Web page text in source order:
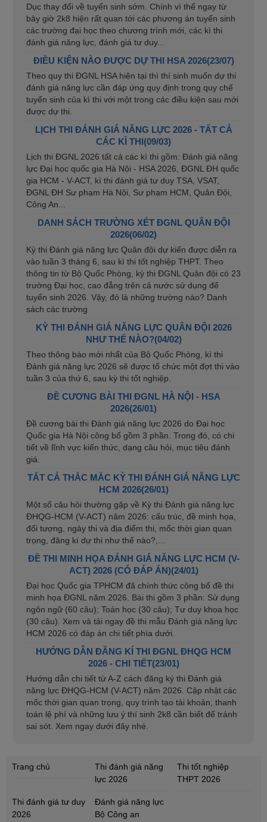
Dục thay đổi về tuyển sinh sớm. Chính vì thế ngay từ
bây giờ 2k8 hiện rất quan tới các phương án tuyển sinh
các trường đại học theo chương trình mới, các kì thi
đánh giá năng lực, đánh giá tư duy...
ĐIỀU KIỆN NÀO ĐƯỢC DỰ THI HSA 2026(23/07)
Theo quy thi ĐGNL HSA hiện tại thì thí sinh muốn dự thi
đánh giá năng lực cần đáp ứng quy định trong quy chế
tuyển sinh của kì thi với một trong các điều kiện sau mới
được dự thi.
LỊCH THI ĐÁNH GIÁ NĂNG LỰC 2026 - TẤT CẢ
CÁC KÌ THI(09/03)
Lịch thi ĐGNL 2026 tất cả các kì thi gồm: Đánh giá năng
lực Đại học quốc gia Hà Nội - HSA 2026, ĐGNL ĐH quốc
gia HCM - V-ACT, kì thi đánh giá tư duy TSA, VSAT,
ĐGNL ĐH Sư phạm Hà Nội, Sư phạm HCM, Quân Đội,
Công An...
DANH SÁCH TRƯỜNG XÉT ĐGNL QUÂN ĐỘI
2026(06/02)
Kỳ thi Đánh giá năng lực Quân đội dự kiến được diễn ra
vào tuần 3 tháng 6, sau kì thi tốt nghiệp THPT. Theo
thông tin từ Bộ Quốc Phòng, kỳ thi ĐGNL Quân đội có 23
trường Đại học, cao đẳng trên cả nước sử dụng để
tuyển sinh 2026. Vậy, đó là những trường nào? Danh
sách các trường
KỲ THI ĐÁNH GIÁ NĂNG LỰC QUÂN ĐỘI 2026
NHƯ THẾ NÀO?(04/02)
Theo thông báo mới nhất của Bộ Quốc Phòng, kì thi
Đánh giá năng lực 2026 sẽ được tổ chức một đợt thi vào
tuần 3 của thứ 6, sau kỳ thi tốt nghiệp.
ĐỀ CƯƠNG BÀI THI ĐGNL HÀ NỘI - HSA
2026(26/01)
Đề cương bài thi Đánh giá năng lực 2026 do Đại học
Quốc gia Hà Nội công bố gồm 3 phần. Trong đó, có chi
tiết về lĩnh vực kiến thức, dạng câu hỏi, mục tiêu đánh
giá.
TẤT CẢ THẮC MẮC KỲ THI ĐÁNH GIÁ NĂNG LỰC
HCM 2026(26/01)
Một số câu hỏi thường gặp về Kỳ thi Đánh giá năng lực
ĐHQG-HCM (V-ACT) năm 2026: cấu trúc, đề minh họa,
đối tượng, ngày thi và địa điểm thi, mốc thời gian quan
trọng, đăng kí dự thi như thế nào?,...
ĐỀ THI MINH HỌA ĐÁNH GIÁ NĂNG LỰC HCM (V-
ACT) 2026 (CÓ ĐÁP ÁN)(24/01)
Đại học Quốc gia TPHCM đã chính thức công bố đề thi
minh họa ĐGNL năm 2026. Bài thi gồm 3 phần: Sử dụng
ngôn ngữ (60 câu); Toán học (30 câu); Tư duy khoa học
(30 câu). Xem và tải ngay đề thi mẫu Đánh giá năng lực
HCM 2026 có đáp án chi tiết phía dưới.
HƯỚNG DẪN ĐĂNG KÍ THI ĐGNL ĐHQG HCM
2026 - CHI TIẾT(23/01)
Hướng dẫn chi tiết từ A-Z cách đăng ký thi Đánh giá
năng lực ĐHQG-HCM (V-ACT) năm 2026. Cập nhật các
mốc thời gian quan trọng, quy trình tạo tài khoản, thanh
toán lệ phí và những lưu ý thí sinh 2k8 cần biết để tránh
sai sót. Xem ngay dưới đây nhé.
Trang chủ
Thi đánh giá năng
lực 2026
Thi tốt nghiệp
THPT 2026
Thi đánh giá tư duy
2026
Đánh giá năng lực
Bộ Công an